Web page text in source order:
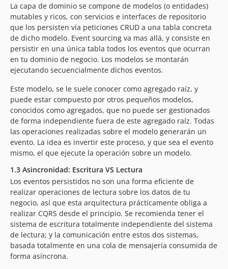
La capa de dominio se compone de modelos (o entidades)
mutables y ricos, con servicios e interfaces de repositorio
que los persisten vía peticiones CRUD a una tabla concreta
de dicho modelo. Event sourcing va mas allá, y consiste en
persistir en una única tabla todos los eventos que ocurran
en tu dominio de negocio. Los modelos se montarán
ejecutando secuencialmente dichos eventos.
Este modelo, se le suele conocer como agregado raíz, y
puede estar compuesto por otros pequeños modelos,
conocidos como agregados, que no puede ser gestionados
de forma independiente fuera de este agregado raíz. Todas
las operaciones realizadas sobre el modelo generarán un
evento. La idea es invertir este proceso, y que sea el evento
mismo, el que ejecute la operación sobre un modelo.
1.3 Asincronidad: Escritura VS Lectura
Los eventos persistidos no son una forma eficiente de
realizar operaciones de lectura sobre los datos de tu
negocio, así que esta arquitectura prácticamente obliga a
realizar CQRS desde el principio. Se recomienda tener el
sistema de escritura totalmente independiente del sistema
de lectura; y la comunicación entre estos dos sistemas,
basada totalmente en una cola de mensajería consumida de
forma asíncrona.